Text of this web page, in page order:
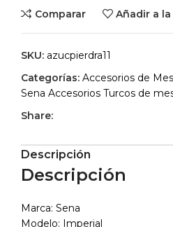
Comparar Añadir a
SKU: azucpierdra11
Categorías: Accesorios de
Sena Accesorios Turcos de
Share:
Descripción
Descripción
Marca: Sena
Modelo: Imperial